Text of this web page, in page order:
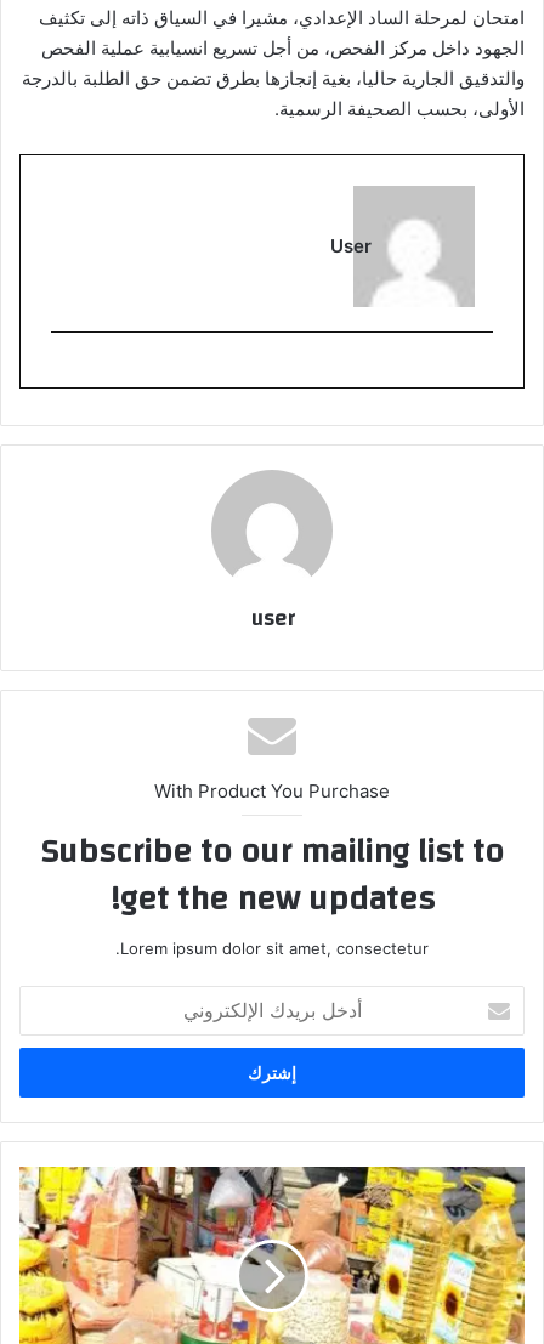
امتحان لمرحلة الساد الإعدادي، مشيرا في السياق ذاته إلى تكثيف
الجهود داخل مركز الفحص، من أجل تسريع انسيابية عملية الفحص
والتدقيق الجارية حاليا، بغية إنجازها بطرق تضمن حق الطلبة بالدرجة
الأولى، بحسب الصحيفة الرسمية.
User
user
With Product You Purchase
Subscribe to our mailing list to
get the new updates!
Lorem ipsum dolor sit amet, consectetur.
بريدك
الإلكتروني
التجارة:
بطاقات
التموين
الإلكترونية
ستحدد
الفئات
المستحقة